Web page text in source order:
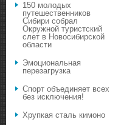
150 молодых
путешественников
Сибири собрал
Окружной туристский
слет в Новосибирской
области
Эмоциональная
перезагрузка
Спорт объединяет всех
без исключения!
Хрупкая сталь кимоно